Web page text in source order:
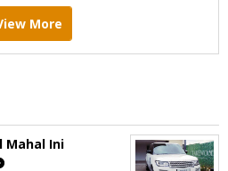
More
Mahal Ini